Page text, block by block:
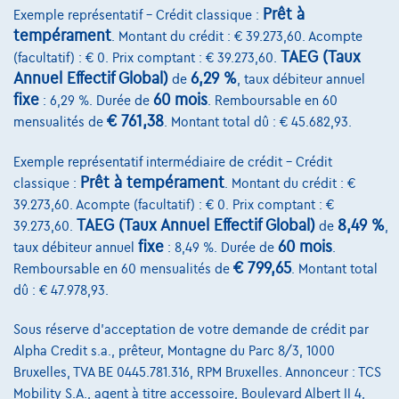
Comparer
Exemple représentatif – Crédit classique : Prêt à
tempérament . Montant du crédit : € 39.273,60. Acompte
(facultatif) : € 0. Prix comptant : € 39.273,60. TAEG (Taux
Annuel Effectif Global) de 6,29 % , taux débiteur annuel
fixe : 6,29 %. Durée de 60 mois . Remboursable en 60
mensualités de € 761,38 . Montant total dû : € 45.682,93.
Exemple représentatif intermédiaire de crédit – Crédit
classique : Prêt à tempérament . Montant du crédit : €
39.273,60. Acompte (facultatif) : € 0. Prix comptant : €
39.273,60. TAEG (Taux Annuel Effectif Global) de 8,49 %
taux débiteur annuel fixe : 8,49 %. Durée de 60 mois
Remboursable en 60 mensualités de € 799,65. Montant total
dû : € 47.978,93.
Sous réserve d'acceptation de votre demande de crédit par
Alpha Credit s.a., prêteur, Montagne du Parc 8/3, 1000
Bruxelles, TVA BE 0445.781.316, RPM Bruxelles. Annonceur : TCS
Mobility S.A., agent à titre accessoire, Boulevard Albert II 4,